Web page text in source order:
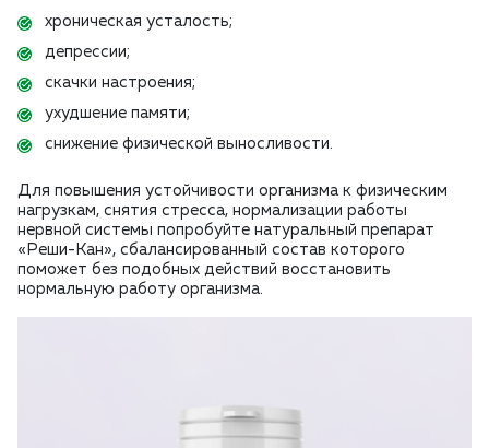
хроническая усталость;
депрессии;
скачки настроения;
ухудшение памяти;
снижение физической выносливости.
Для повышения устойчивости организма к физическим
нагрузкам, снятия стресса, нормализации работы
нервной системы попробуйте натуральный препарат
«Реши-Кан», сбалансированный состав которого
поможет без подобных действий восстановить
нормальную работу организма.